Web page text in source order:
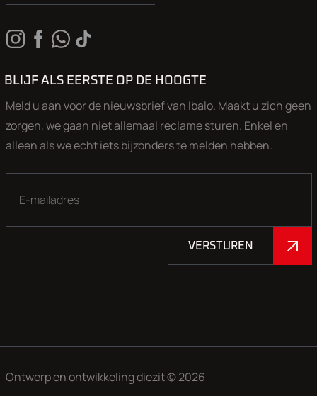
staat in de opslag
Aan onze advertenties is de grootst mogelijke zorg besteed,
echter kunnen aan deze advertentie geen rechten worden
ontleend.
BLIJF ALS EERSTE OP DE HOOGTE
Meld u aan voor de nieuwsbrief van Ibalo. Maakt u zich geen
zorgen, we gaan niet allemaal reclame sturen. Enkel en
alleen als we echt iets bijzonders te melden hebben.
VERSTUREN
Ontwerp en ontwikkelingdiezit© 2026